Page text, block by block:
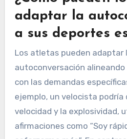
adaptar la
a sus deportes
Los atletas pueden adaptar
autoconversación
con las demandas
ejemplo, un velocista podría
velocidad y la explosividad,
afirmaciones como “Soy